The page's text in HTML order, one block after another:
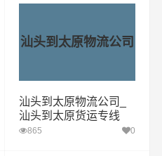
汕头到太原物流公司
汕头到太原物流公司_
汕头到太原货运专线
865 0